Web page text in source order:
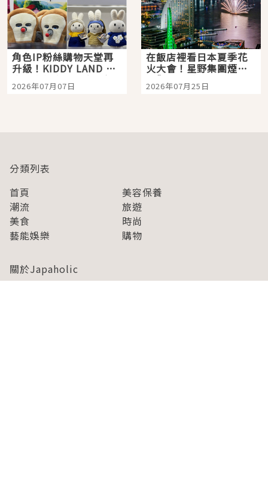
角色IP粉絲購物天堂再
升級！KIDDY LAND 原
宿店吉伊卡哇迎客，新
開幕 OMOKADO 店3分
2026年07月07日
在飯店裡看日本夏季花
火大會！星野集團煙火
景觀飯店6選，讓你不用
人擠人悠閒欣賞
2026年07月25日
分類列表
首頁
美容保養
潮流
旅遊
美食
時尚
藝能娛樂
購物
關於Japaholic